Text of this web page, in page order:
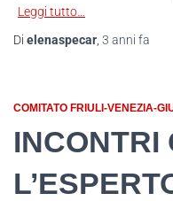
Leggi tutto…
Di elenaspecar 3 anni fa
COMITATO FRIULI-VENEZIA-
INCONTRI